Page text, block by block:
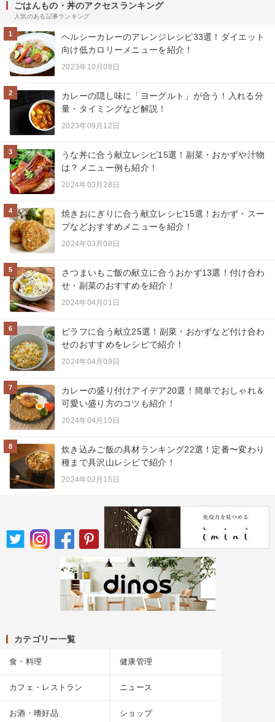
ごはんもの・丼のアクセスランキング
人気のある記事ランキング
1
ヘルシーカレーのアレンジレシピ33選！ダイエット
向け低カロリーメニューを紹介！
2023年10月08日
2
カレーの隠し味に「ヨーグルト」が合う！入れる分
量・タイミングなど解説！
2023年09月12日
3
うな丼に合う献立レシピ15選！副菜・おかずや汁物
は？メニュー例も紹介！
2024年03月28日
4
焼きおにぎりに合う献立レシピ15選！おかず・スー
プなどおすすめメニューを紹介！
2024年03月08日
5
さつまいもご飯の献立に合うおかず13選！付け合わ
せ・副菜のおすすめを紹介！
2024年04月01日
6
ピラフに合う献立25選！副菜・おかずなど付け合わ
せのおすすめをレシピで紹介！
2024年04月09日
7
カレーの盛り付けアイデア20選！簡単でおしゃれ＆
可愛い盛り方のコツも紹介！
2024年04月10日
8
炊き込みご飯の具材ランキング22選！定番〜変わり
種まで具沢山レシピで紹介！
2024年02月15日
カテゴリー一覧
食・料理 健康管理
カフェ・レストラン ニュース
お酒・嗜好品 ショップ